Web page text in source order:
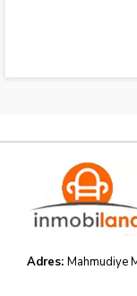
Adres: Mahmudiye